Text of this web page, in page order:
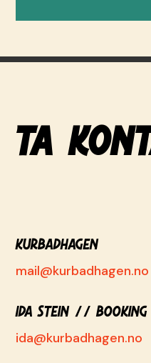
Ta
KURBADHAGEN
mail@kurbadhagen.no
Ida Stein //
ida@kurbadhagen.no